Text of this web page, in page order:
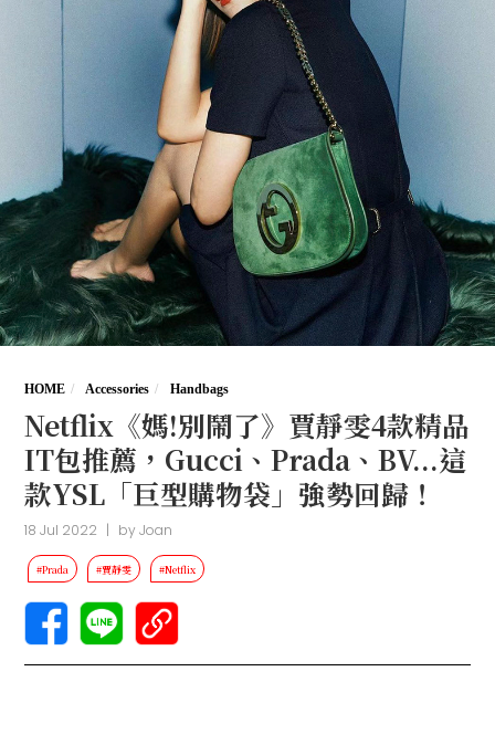
HOME Accessories Handbags
Netflix《媽!別鬧了》賈靜雯4款精品
IT包推薦，Gucci、Prada、BV...這
款YSL「巨型購物袋」強勢回歸！
18 Jul 2022 | byJoan
#Prada #賈靜雯 #Netflix